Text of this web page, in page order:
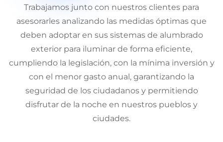
Trabajamos junto con nuestros clientes para
asesorarles analizando las medidas óptimas que
deben adoptar en sus sistemas de alumbrado
exterior para iluminar de forma eficiente,
cumpliendo la legislación, con la mínima inversión y
con el menor gasto anual, garantizando la
seguridad de los ciudadanos y permitiendo
disfrutar de la noche en nuestros pueblos y
ciudades.